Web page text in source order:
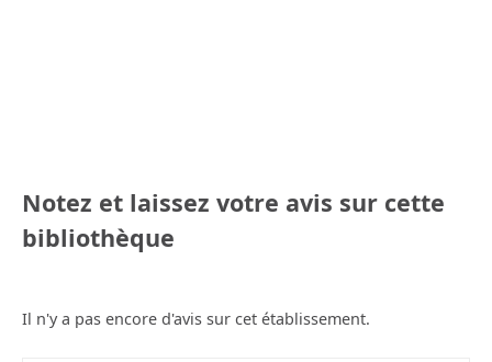
Notez et laissez votre avis sur cette
bibliothèque
Il n'y a pas encore d'avis sur cet établissement.